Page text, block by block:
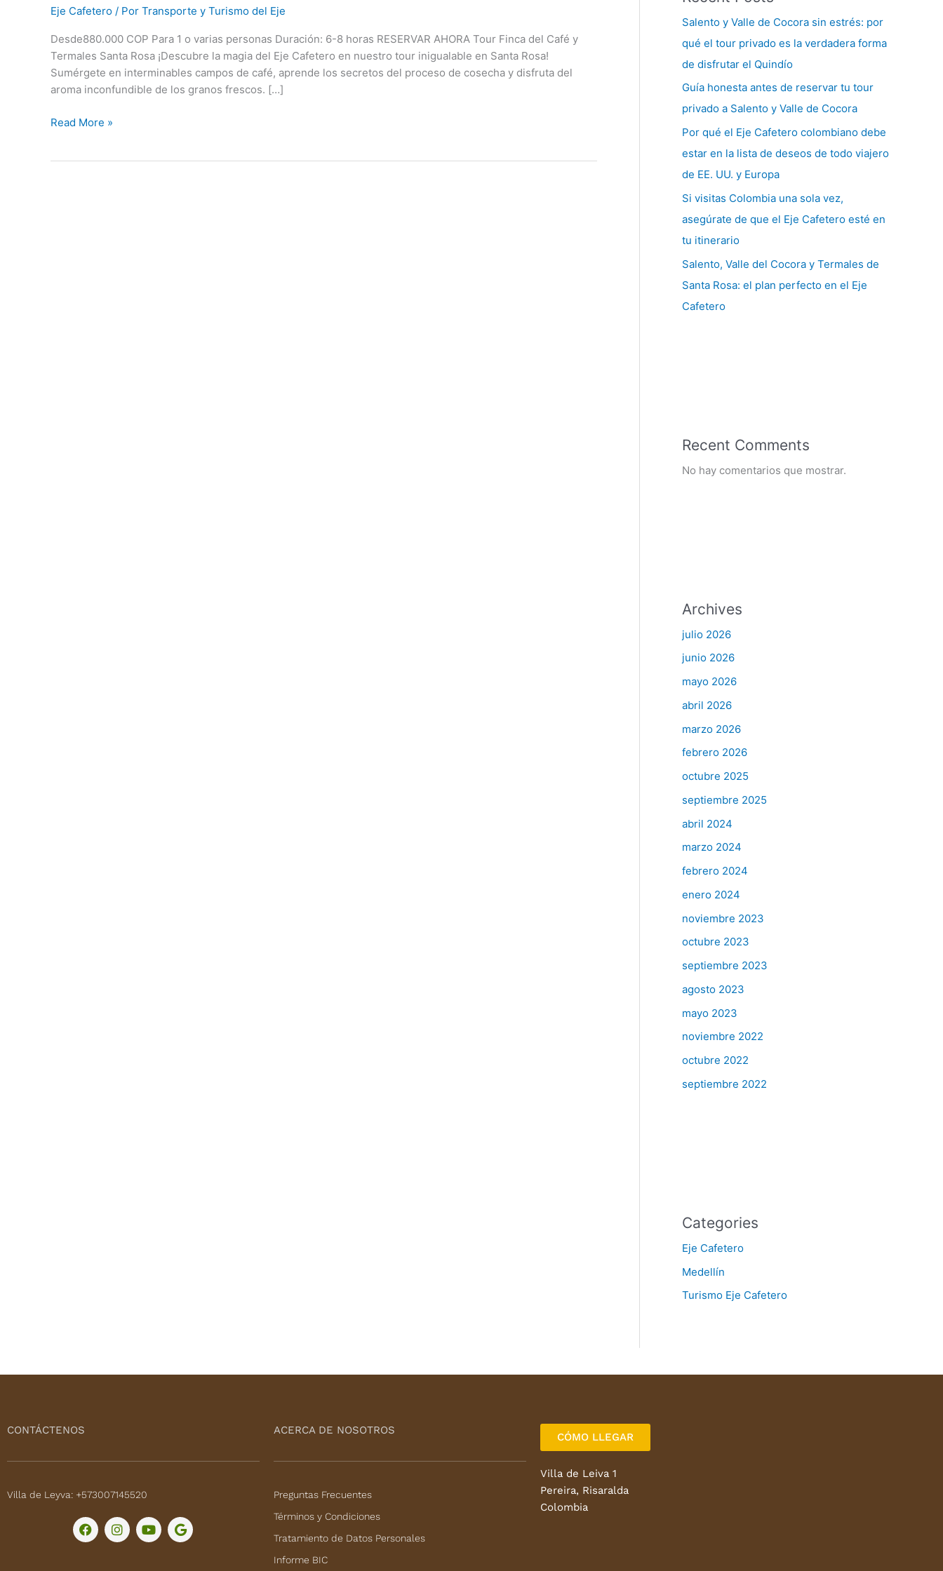
Eje Cafetero / Por Transporte y Turismo del Eje
Desde880.000 COP Para 1 o varias personas Duración: 6-8 horas RESERVAR AHORA Tour Finca del Café y
Termales Santa Rosa ¡Descubre la magia del Eje Cafetero en nuestro tour inigualable en Santa Rosa!
Sumérgete en interminables campos de café, aprende los secretos del proceso de cosecha y disfruta del
aroma inconfundible de los granos frescos. […]
y
Termales
Santa
Rosa
Read More »
Salento y Valle de Cocora sin estrés: por
qué el tour privado es la verdadera forma
de disfrutar el Quindío
Guía honesta antes de reservar tu tour
privado a Salento y Valle de Cocora
Por qué el Eje Cafetero colombiano debe
estar en la lista de deseos de todo viajero
de EE. UU. y Europa
Si visitas Colombia una sola vez,
asegúrate de que el Eje Cafetero esté en
tu itinerario
Salento, Valle del Cocora y Termales de
Santa Rosa: el plan perfecto en el Eje
Cafetero
Recent Comments
No hay comentarios que mostrar.
Archives
julio 2026
junio 2026
mayo 2026
abril 2026
marzo 2026
febrero 2026
octubre 2025
septiembre 2025
abril 2024
marzo 2024
febrero 2024
enero 2024
noviembre 2023
octubre 2023
septiembre 2023
agosto 2023
mayo 2023
noviembre 2022
octubre 2022
septiembre 2022
Categories
Eje Cafetero
Medellín
Turismo Eje Cafetero
CONTÁCTENOS
Villa de Leyva: +573007145520
F
a
c
I
n
s
Y
o
u
G
o
o
ACERCA DE NOSOTROS
Preguntas Frecuentes
Términos y Condiciones
Tratamiento de Datos Personales
Informe BIC
CÓMO LLEGAR
Villa de Leiva 1
Pereira, Risaralda
Colombia